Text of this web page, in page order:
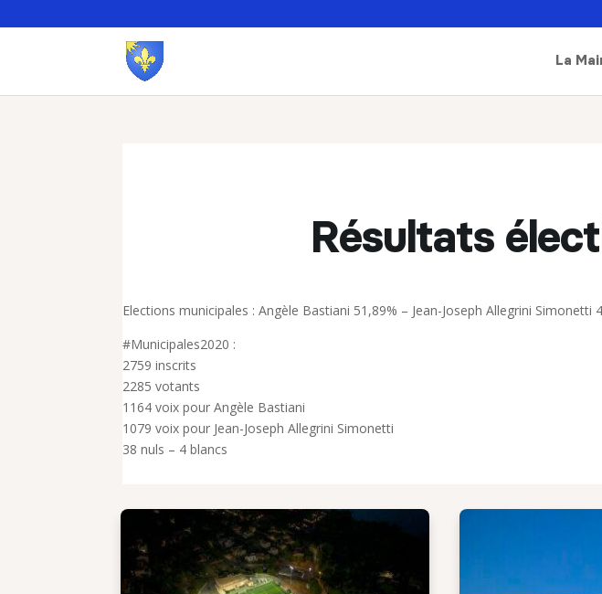
La
Résultats
Elections municipales : Angèle Bastiani 51,89% – Jean-Joseph Allegrini Simonetti
#Municipales2020 :
2759 inscrits
2285 votants
1164 voix pour Angèle Bastiani
1079 voix pour Jean-Joseph Allegrini Simonetti
38 nuls – 4 blancs